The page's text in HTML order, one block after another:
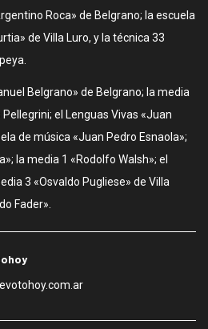
Roca» de Belgrano; la escuela
de Villa Luro, y la técnica 33
Belgrano» de Belgrano; la media
el Lenguas Vivas «Juan
de música «Juan Pedro Esnaola»;
la media 1 «Rodolfo Walsh»; el
3 «Osvaldo Pugliese» de Villa
Fader».